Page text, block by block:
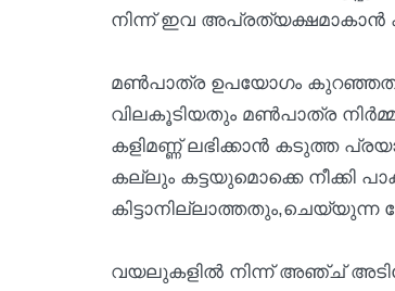
നിന്ന് ഇവ അപ്രത്യക്ഷമാകാൻ
മൺപാത്ര ഉപയോഗം കുറഞ്ഞതും
വിലകൂടിയതും മൺപാത്ര
കളിമണ്ണ് ലഭിക്കാൻ കടുത്ത
കല്ലും കട്ടയുമൊക്കെ നീക്കി
വയലുകളിൽ നിന്ന് അഞ്ച്